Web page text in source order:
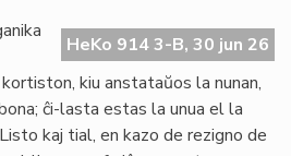
HeKo 914 3-B, 30 jun 26
kiu anstataŭos la nunan,
ĉi-lasta estas la unua el la
kaj tial, en kazo de rezigno de